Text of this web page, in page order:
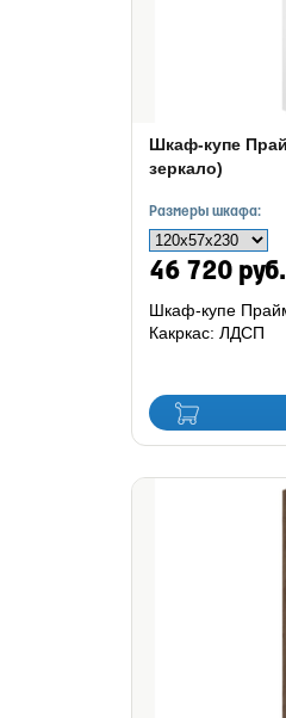
Шкаф-купе
зеркало)
Размеры шкафа:
46 720 руб.
Шкаф-купе
Какркас: ЛДСП